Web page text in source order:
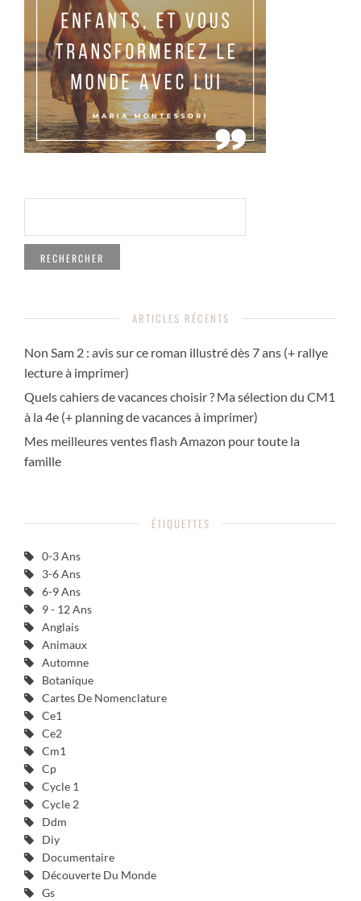
ARTICLES RÉCENTS
Non Sam 2 : avis sur ce roman illustré dès 7 ans (+ rallye
lecture à imprimer)
Quels cahiers de vacances choisir ? Ma sélection du CM1
à la 4e (+ planning de vacances à imprimer)
Mes meilleures ventes flash Amazon pour toute la
famille
ÉTIQUETTES
0-3 Ans
3-6 Ans
6-9 Ans
9 - 12 Ans
Anglais
Animaux
Automne
Botanique
Cartes De Nomenclature
Ce1
Ce2
Cm1
Cp
Cycle 1
Cycle 2
Ddm
Diy
Documentaire
Découverte Du Monde
Gs